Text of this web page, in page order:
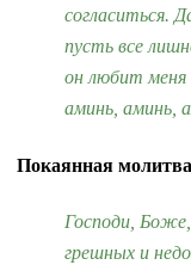
согласиться.
пусть все
он любит меня
аминь, аминь,
Покаянная
Господи,
грешных и